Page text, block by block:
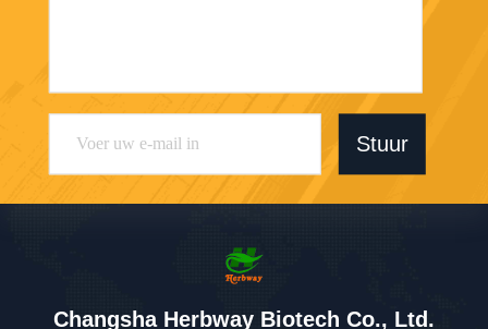
Stuur
Changsha Herbway Biotech Co., Ltd.